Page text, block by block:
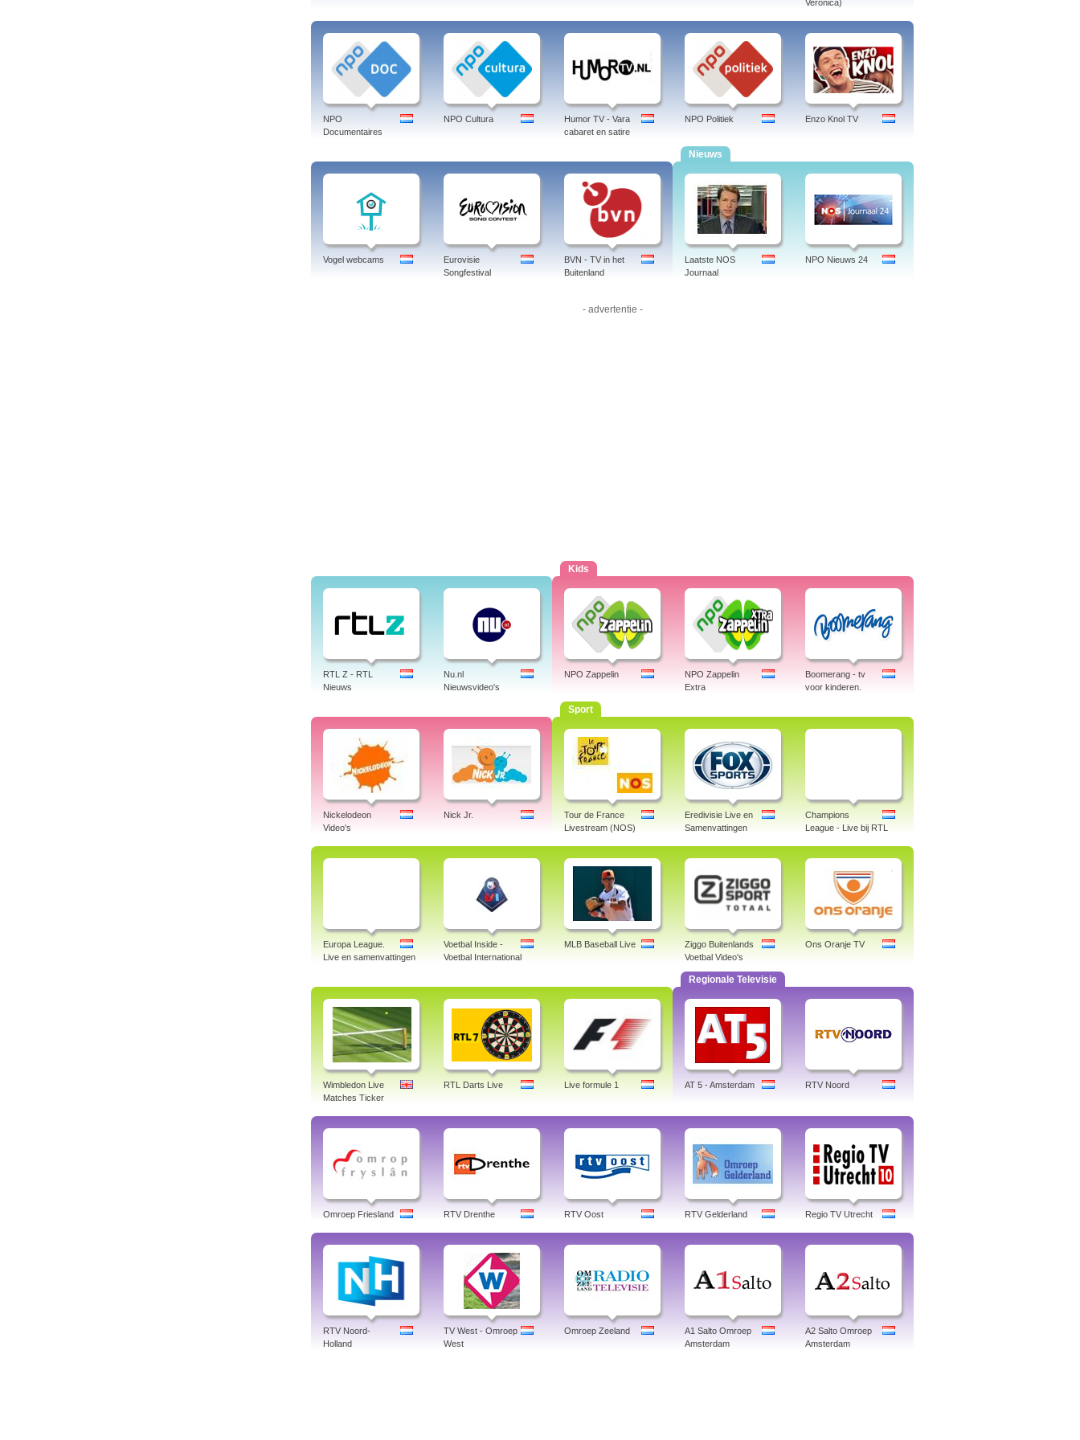
Live tv kijken doe je via Kijkdirect.nl
--
Online TV Artikel van: Jens
Linked-in
Frankwatching
Meer artikelen over Online TV van Jens:
NPO 2 livestream
NPO 3 livestream
RTL Videoland
NPO Zappelin
Champions League
Veronica)
NPO
Documentaires
NPO Cultura
Humor TV - Vara
cabaret en satire
NPO Politiek Enzo Knol TV
Vogel webcams
Eurovisie
Songfestival
BVN - TV in het
Buitenland
Nieuws
Laatste NOS
Journaal
NPO Nieuws 24
- advertentie -
RTL Z - RTL
Nieuws
Nu.nl
Nieuwsvideo's
Kids
NPO Zappelin
NPO Zappelin
Extra
Boomerang - tv
voor kinderen.
Nickelodeon
Video's
Nick Jr.
Sport
Tour de France
Livestream (NOS)
Eredivisie Live en
Samenvattingen
Champions
League - Live bij RTL
Europa League.
Live en samenvattingen
Voetbal Inside -
Voetbal International
MLB Baseball Live
Ziggo Buitenlands
Voetbal Video's
Ons Oranje TV
Wimbledon Live
Matches Ticker
RTL Darts Live Live formule 1
Regionale Televisie
AT 5 - Amsterdam RTV Noord
Omroep Friesland RTV Drenthe RTV Oost RTV Gelderland Regio TV Utrecht
RTV Noord-
Holland
TV West - Omroep
West
Omroep Zeeland
A1 Salto Omroep
Amsterdam
A2 Salto Omroep
Amsterdam